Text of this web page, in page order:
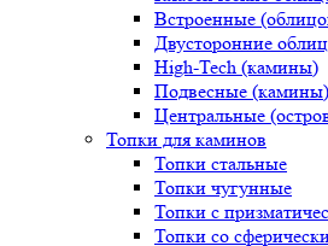
Встроенные
Двусторонние
High-Tech (камины)
Подвесные (камины)
Центральные
Топки для каминов
Топки стальные
Топки чугунные
Топки с
Топки со